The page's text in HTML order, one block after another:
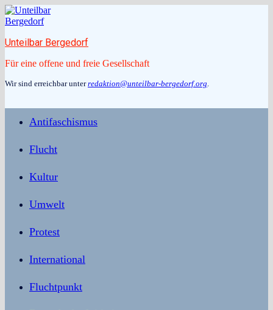
Zum
Inhalt
Unteilbar Bergedorf
Für eine offene und freie Gesellschaft
Wir sind erreichbar unterredaktion@unteilbar-bergedorf.org.
Antifaschismus
Flucht
Kultur
Umwelt
Protest
International
Fluchtpunkt